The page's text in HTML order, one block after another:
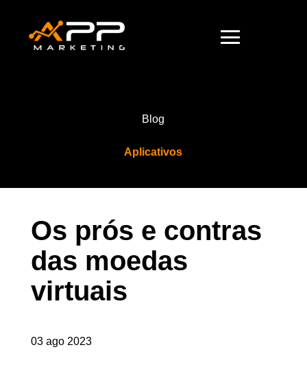
Blog
Aplicativos
Os prós e contras
das moedas
virtuais
03 ago 2023